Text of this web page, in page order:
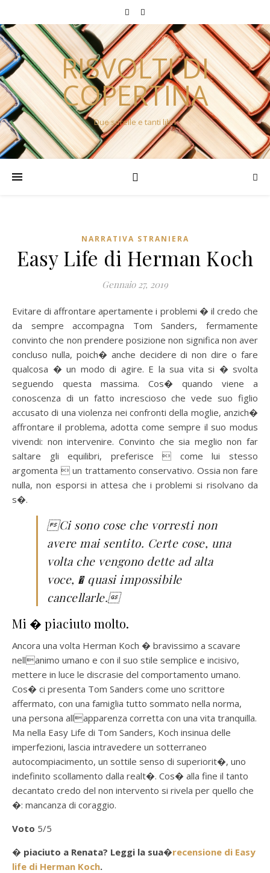
RISVOLTI DI
COPERTINA
Due sorelle e tanti libri
NARRATIVA STRANIERA
Easy Life di Herman Koch
Gennaio 27, 2019
Evitare di affrontare apertamente i problemi � il credo che
da sempre accompagna Tom Sanders, fermamente
convinto che non prendere posizione non significa non aver
concluso nulla, poich� anche decidere di non dire o fare
qualcosa � un modo di agire. E la sua vita si � svolta
seguendo questa massima. Cos� quando viene a
conoscenza di un fatto increscioso che vede suo figlio
accusato di una violenza nei confronti della moglie, anzich�
affrontare il problema, adotta come sempre il suo modus
vivendi: non intervenire. Convinto che sia meglio non far
saltare gli equilibri, preferisce  come lui stesso
argomenta  un trattamento conservativo. Ossia non fare
nulla, non esporsi in attesa che i problemi si risolvano da
s�.
Ci sono cose che vorresti non
avere mai sentito. Certe cose, una
volta che vengono dette ad alta
voce, � quasi impossibile
cancellarle.
Mi � piaciuto molto.
Ancora una volta Herman Koch � bravissimo a scavare
nellanimo umano e con il suo stile semplice e incisivo,
mettere in luce le discrasie del comportamento umano.
Cos� ci presenta Tom Sanders come uno scrittore
affermato, con una famiglia tutto sommato nella norma,
una persona allapparenza corretta con una vita tranquilla.
Ma nella Easy Life di Tom Sanders, Koch insinua delle
imperfezioni, lascia intravedere un sotterraneo
autocompiacimento, un sottile senso di superiorit�, uno
indefinito scollamento dalla realt�. Cos� alla fine il tanto
decantato credo del non intervento si rivela per quello che
�: mancanza di coraggio.
Voto 5/5
� piaciuto a Renata? Leggi la sua�recensione di Easy
life di Herman Koch.